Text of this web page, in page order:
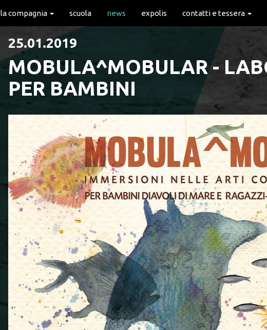
la compagnia scuola news expolis contatti e tessera
25.01.2019
MOBULA^MOBULAR -
PER BAMBINI